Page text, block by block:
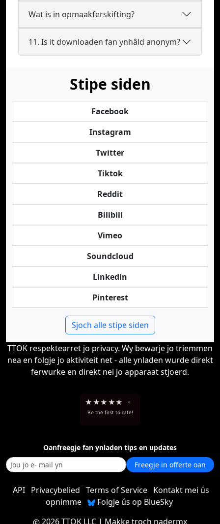
Wat is in opmaakferskifting?
11. Is it downloaden fan ynhâld anonym?
Stipe siden
Facebook
Instagram
Twitter
Tiktok
Reddit
Bilibili
Vimeo
Soundcloud
Linkedin
Pinterest
Sjoch alle stipe siden
TTOK respektearret jo privacy. Wy bewarje jo triemmen
nea en folgje jo aktiviteit net - alle ynladen wurde direkt
ferwurke en direkt nei jo apparaat stjoerd.
★ ★★ ★★ -
Be the first to rate!
Oanfreegje fan ynladen tips en updates
Freegje in offerte oan
API Privacybelied Terms of Service Kontakt mei ús
opnimme
Folgje ús op BlueSky
2026 TTOK LLC | Makke troch nadermx